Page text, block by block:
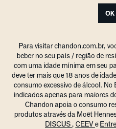
OK
Para visitar chandon.com.br,
beber no seu país / região de
com uma idade mínima em seu
deve ter mais que 18 anos de
consumo excessivo de álcool.
indicados apenas para maiores
Chandon apoia o consumo
produtos através da Moët
DISCUS , CEEVe